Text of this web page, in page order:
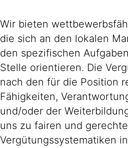
Wir bieten
die sich an den lokalen
den spezifischen
Stelle orientieren. Die
nach den für die Position
Fähigkeiten,
und/oder der
uns zu fairen und
Vergütungssystematiken